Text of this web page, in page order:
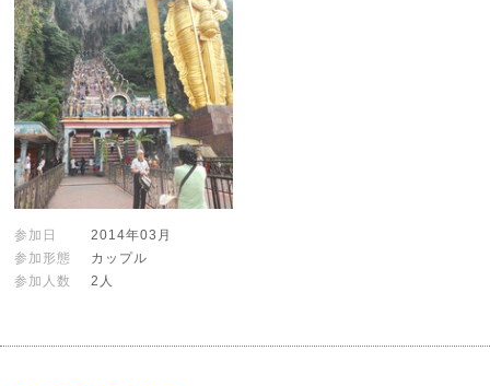
参加日
2014年03月
参加形態
カップル
参加人数
2人